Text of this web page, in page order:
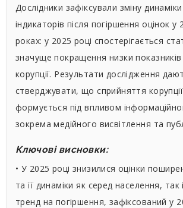
Дослідники зафіксували зміну
індикаторів після погіршення оцінок у
роках: у 2025 році спостерігається
значуще покращення низки
корупції. Результати дослідження
стверджувати, що сприйняття
формується під впливом
зокрема медійного висвітлення та
Ключові висновки:
• У 2025 році знизилися оцінки
та її динаміки як серед населення, так
тренд на погіршення, зафіксований у